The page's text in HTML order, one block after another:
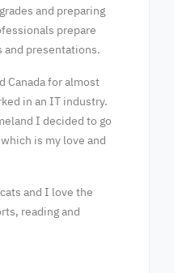
and preparing
prepare
and presentations.
Canada for almost
in an IT industry.
I decided to go
is my love and
and I love the
reading and